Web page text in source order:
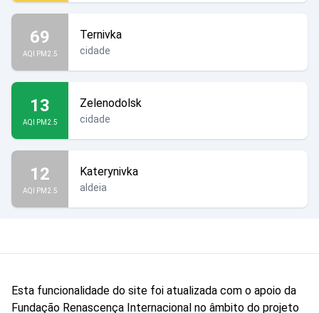
69
AQI PM2.5
Ternivka
cidade
13
AQI PM2.5
Zelenodolsk
cidade
12
AQI PM2.5
Katerynivka
aldeia
Esta funcionalidade do site foi atualizada com o apoio da
Fundação Renascença Internacional no âmbito do projeto